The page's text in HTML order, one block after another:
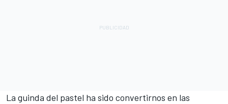
La guinda del pastel ha sido convertirnos en las